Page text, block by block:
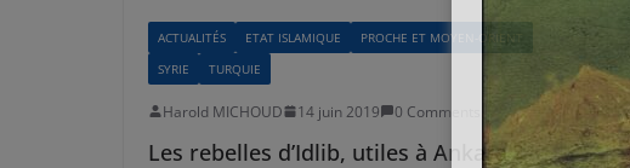
ACTUALITÉS ETAT ISLAMIQUE
PROCHE ET MOYEN-ORIENT
SYRIE
TURQUIE
Harold MICHOUD 14 juin 2019 0 Comments
Les rebelles d’Idlib, utiles à Ankara ?